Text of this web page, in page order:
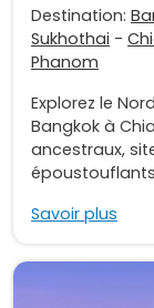
Destination:
Sukhothai -
Phanom
Explorez le
Bangkok à
ancestraux,
Savoir plus